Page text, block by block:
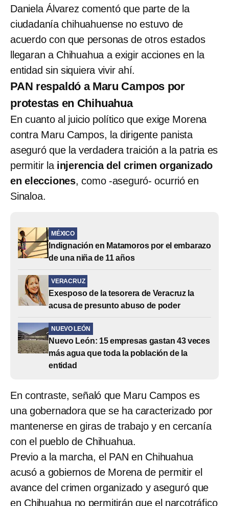
Daniela Álvarez comentó que parte de la
ciudadanía chihuahuense no estuvo de
acuerdo con que personas de otros estados
llegaran a Chihuahua a exigir acciones en la
entidad sin siquiera vivir ahí.
PAN respaldó a Maru Campos por
protestas en Chihuahua
En cuanto al juicio político que exige Morena
contra Maru Campos, la dirigente panista
aseguró que la verdadera traición a la patria es
permitir la injerencia del crimen organizado
en elecciones, como -aseguró- ocurrió en
Sinaloa.
MÉXICO
Indignación en Matamoros por el embarazo
de una niña de 11 años
VERACRUZ
Exesposo de la tesorera de Veracruz la
acusa de presunto abuso de poder
NUEVO LEÓN
Nuevo León: 15 empresas gastan 43 veces
más agua que toda la población de la
entidad
En contraste, señaló que Maru Campos es
una gobernadora que se ha caracterizado por
mantenerse en giras de trabajo y en cercanía
con el pueblo de Chihuahua.
Previo a la marcha, el PAN en Chihuahua
acusó a gobiernos de Morena de permitir el
avance del crimen organizado y aseguró que
en Chihuahua no permitirán que el narcotráfico